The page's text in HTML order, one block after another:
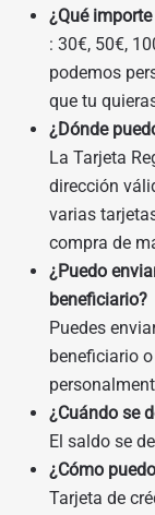
¿Qué
: 30€, 50€,
podemos
que tu
¿Dónde
La Tarjeta
dirección
varias
compra de
¿Puedo
beneficiario?
Puedes
beneficiario
¿Cuándo se
El saldo se
¿Cómo
Tarjeta de